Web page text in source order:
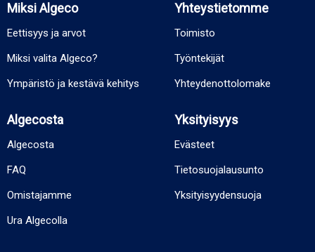
Miksi Algeco
Eettisyys ja arvot
Miksi valita Algeco?
Ympäristö ja kestävä kehitys
Yhteystietomme
Toimisto
Työntekijät
Yhteydenottolomake
Algecosta
Algecosta
FAQ
Omistajamme
Ura Algecolla
Yksityisyys
Evästeet
Tietosuojalausunto
Yksityisyydensuoja